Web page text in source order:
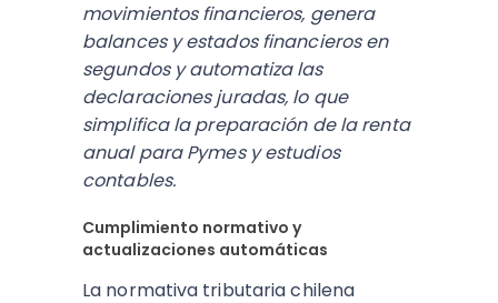
movimientos financieros, genera
balances y estados financieros en
segundos y automatiza las
declaraciones juradas, lo que
simplifica la preparación de la renta
anual para Pymes y estudios
contables.
Cumplimiento normativo y
actualizaciones automáticas
La normativa tributaria chilena